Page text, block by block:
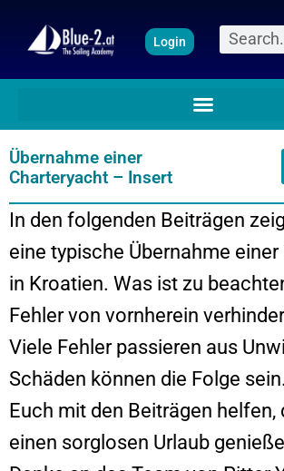
Inhalt
springen
Login Suche
Übernahme einer
Charteryacht – Insert
In den folgenden Beiträgen
eine typische Übernahme
in Kroatien. Was ist zu
Fehler von vornherein
Viele Fehler passieren aus
Schäden können die Folge
Euch mit den Beiträgen helfen,
einen sorglosen Urlaub